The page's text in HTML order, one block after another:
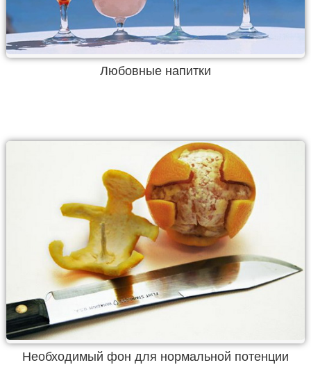
Любовные напитки
Необходимый фон для нормальной потенции